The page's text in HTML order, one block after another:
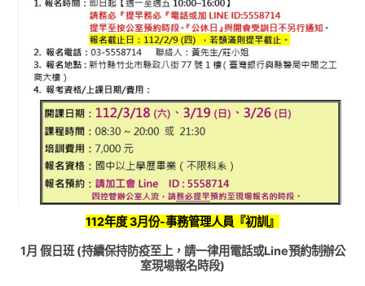
112年度 3月份-事務管理人員『初訓』
1月 假日班 (持續保持防疫至上，請一律用電話或Line預約制辦公
室現場報名時段)